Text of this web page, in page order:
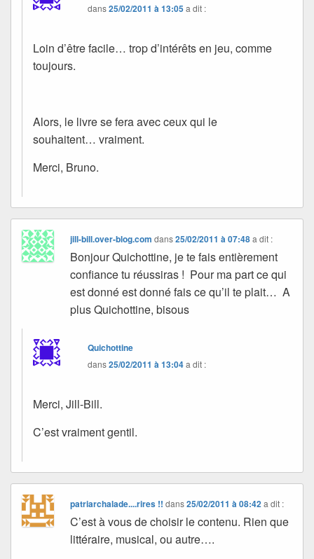
dans25/02/2011 à 13:05a dit :
Loin d’être facile… trop d’intérêts en jeu, comme
toujours.
Alors, le livre se fera avec ceux qui le
souhaitent… vraiment.
Merci, Bruno.
jill-bill.over-blog.com dans25/02/2011 à 07:48 a dit :
Bonjour Quichottine, je te fais entièrement
confiance tu réussiras ! Pour ma part ce qui
est donné est donné fais ce qu’il te plait… A
plus Quichottine, bisous
Quichottine
dans25/02/2011 à 13:04a dit :
Merci, Jill-Bill.
C’est vraiment gentil.
patriarchalade....rires !! dans25/02/2011 à 08:42 a dit :
C’est à vous de choisir le contenu. Rien que
littéraire, musical, ou autre….